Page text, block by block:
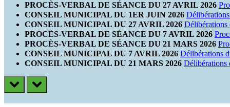
PROCÈS-VERBAL DE SÉANCE DU 27 AVRIL 2026
CONSEIL MUNICIPAL DU 1ER JUIN 2026
CONSEIL MUNICIPAL DU 27 AVRIL 2026 Délibérations
PROCÈS-VERBAL DE SÉANCE DU 7 AVRIL 2026
PROCÈS-VERBAL DE SÉANCE DU 21 MARS 2026
CONSEIL MUNICIPAL DU 7 AVRIL 2026 Délibérations
CONSEIL MUNICIPAL DU 21 MARS 2026 Délibérations
prev next